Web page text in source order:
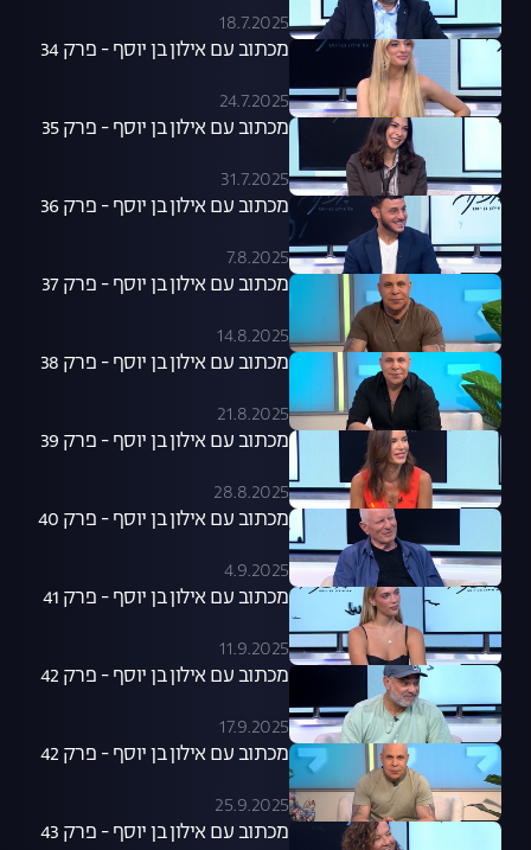
18.7.2025
מכתוב עם אילון בן יוסף - פרק 34
24.7.2025
מכתוב עם אילון בן יוסף - פרק 35
31.7.2025
מכתוב עם אילון בן יוסף - פרק 36
7.8.2025
מכתוב עם אילון בן יוסף - פרק 37
14.8.2025
מכתוב עם אילון בן יוסף - פרק 38
21.8.2025
מכתוב עם אילון בן יוסף - פרק 39
28.8.2025
מכתוב עם אילון בן יוסף - פרק 40
4.9.2025
מכתוב עם אילון בן יוסף - פרק 41
11.9.2025
מכתוב עם אילון בן יוסף - פרק 42
17.9.2025
מכתוב עם אילון בן יוסף - פרק 42
25.9.2025
מכתוב עם אילון בן יוסף - פרק 43